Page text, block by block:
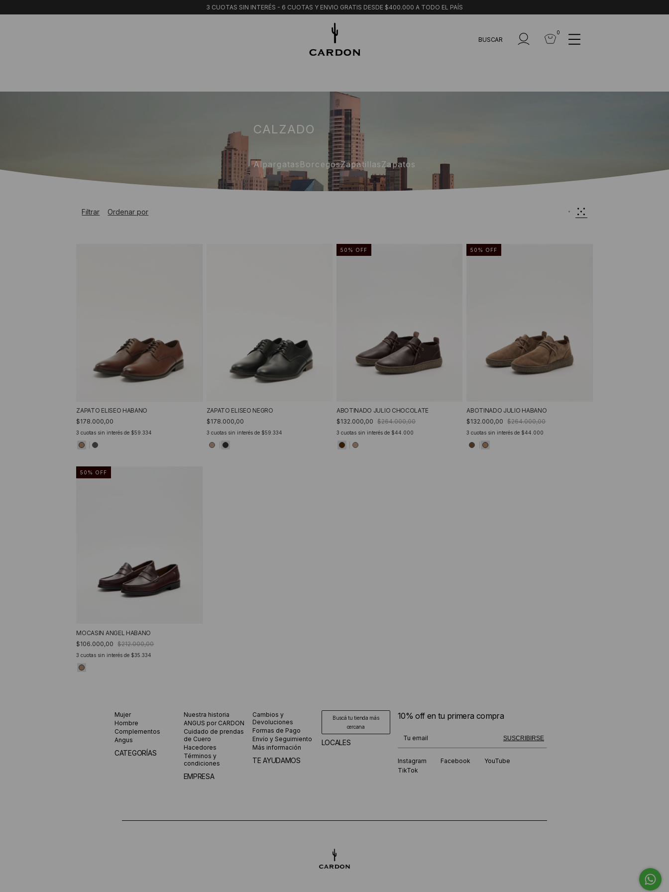
3 CUOTAS SIN INTERÉS - 6 CUOTAS Y ENVIO GRATIS DESDE $400.000 A TODO EL PAÍS
BUSCAR
0
CALZADO
Alpargatas BorcegosZapatillasZapatos
Filtrar Ordenar por
ZAPATO ELISEO HABANO
$178.000,00
3 cuotas sin interés de $59.334
ZAPATO ELISEO NEGRO
$178.000,00
3 cuotas sin interés de $59.334
50 % OFF
ABOTINADO JULIO CHOCOLATE
$132.000,00 $264.000,00
3 cuotas sin interés de $44.000
50 % OFF
ABOTINADO JULIO HABANO
$132.000,00
$264.000,00
3 cuotas sin interés de $44.000
50 % OFF
MOCASIN ANGEL HABANO
$106.000,00
$212.000,00
3 cuotas sin interés de $35.334
Mujer
Hombre
Complementos
Angus
CATEGORÍAS
Nuestra historia
ANGUS por CARDON
Cuidado de prendas
de Cuero
Hacedores
Términos y
condiciones
EMPRESA
Cambios y
Devoluciones
Formas de Pago
Envío y Seguimiento
Más información
TE AYUDAMOS
Buscá tu tienda más
cercana
LOCALES
10% off en tu primera compra
SUSCRIBIRSE
¡Te suscribiste exitosamente!
Instagram Facebook
YouTube
TikTok